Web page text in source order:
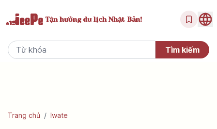
Tận hưởngdu lịch Nhật Bản!
Trang chủ / Iwate